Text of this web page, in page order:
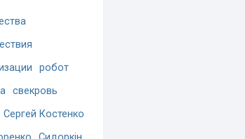
робот
свекровь
Сергей Костенко